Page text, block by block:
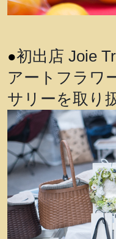
●初出店 Joie
アートフラワ
サリーを取り